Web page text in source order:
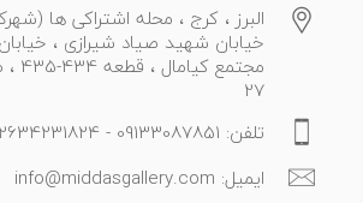
البرز ، کرج ، محله اشتراکی ها
خیابان شهید صیاد شیرازی ،
27
تلفن: 09133087851 - 02634231824
ایمیل: info@middasgallery.com